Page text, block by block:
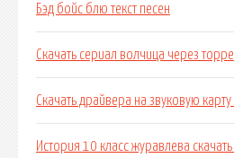
Бэд бойс блю текст песен
Скачать сериал волчица через
Скачать драйвера на звуковую
История 10 класс журавлева